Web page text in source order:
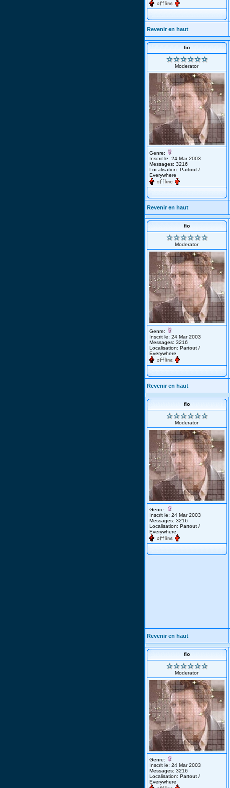
Revenir en haut
fio
Moderator
Genre:
Inscrit le: 24 Mar 2003
Messages: 3216
Localisation: Partout /
Everywhere
Revenir en haut
fio
Moderator
Genre:
Inscrit le: 24 Mar 2003
Messages: 3216
Localisation: Partout /
Everywhere
Revenir en haut
fio
Moderator
Genre:
Inscrit le: 24 Mar 2003
Messages: 3216
Localisation: Partout /
Everywhere
Revenir en haut
fio
Moderator
Genre:
Inscrit le: 24 Mar 2003
Messages: 3216
Localisation: Partout /
Everywhere